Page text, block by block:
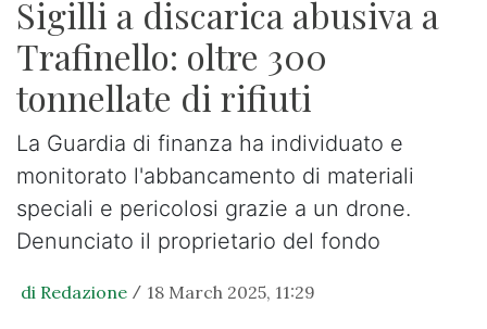
Sigilli a discarica abusiva a
Trafinello: oltre 300
tonnellate di rifiuti
La Guardia di finanza ha individuato e
monitorato l'abbancamento di materiali
speciali e pericolosi grazie a un drone.
Denunciato il proprietario del fondo
di Redazione / 18 March 2025, 11:29